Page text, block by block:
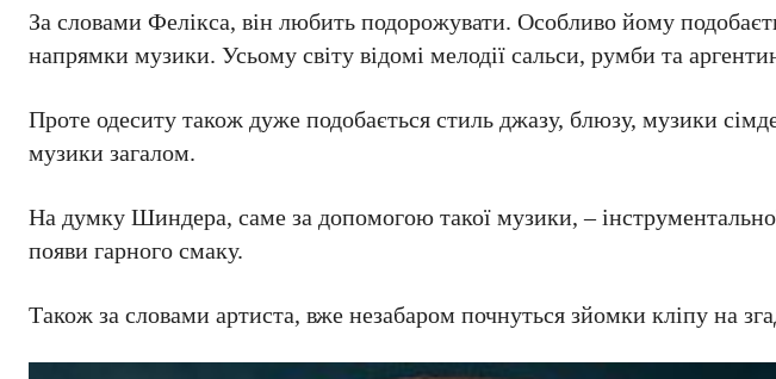
За словами Фелікса, він любить подорожувати. Особливо йому
напрямки музики. Усьому світу відомі мелодії сальси, румби та
Проте одеситу також дуже подобається стиль джазу, блюзу, музики
музики загалом.
На думку Шиндера, саме за допомогою такої музики, –
появи гарного смаку.
Також за словами артиста, вже незабаром почнуться зйомки кліпу на